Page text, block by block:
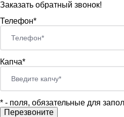
Заказать обратный звонок!
Телефон*
Капча*
* - поля, обязательные для